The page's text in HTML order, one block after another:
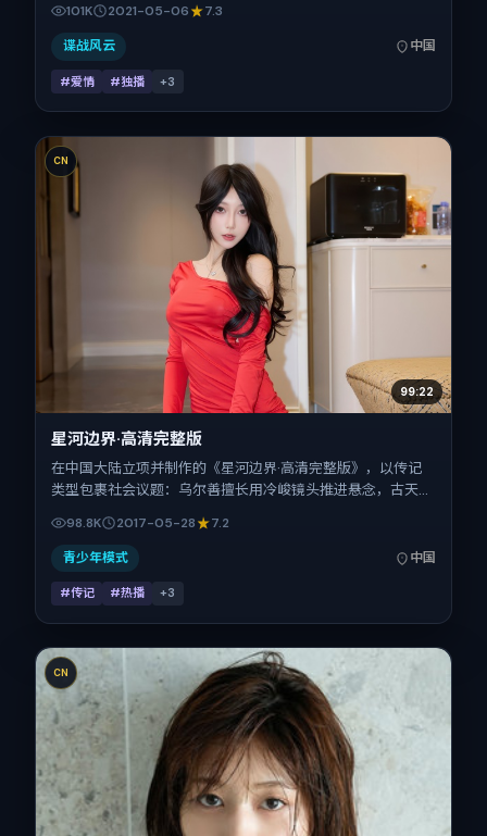
抉择与反转。2021年5月6日于中国大陆首映（春季档），片
长159分钟，适合喜欢强情节与细腻表演的观众。
101K 2021-05-06 7.3
谍战风云 中国
#爱情 #独播 +3
CN
99:22
星河边界·高清完整版
在中国大陆立项并制作的《星河边界·高清完整版》，以传记
类型包裹社会议题：乌尔善擅长用冷峻镜头推进悬念，古天
一。上映时间：2017-05-28；片长154分钟；适合关注现实
质感与类型片结构的观众。
98.8K 2017-05-28 7.2
青少年模式 中国
#传记 #热播 +3
CN